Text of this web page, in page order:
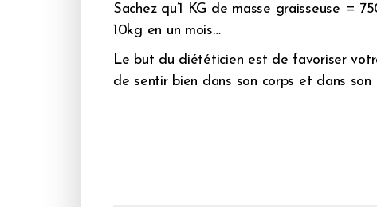
Sachez qu’1 KG de masse graisseuse =
10kg en un mois…
Le but du diététicien est de favoriser
de sentir bien dans son corps et dans son